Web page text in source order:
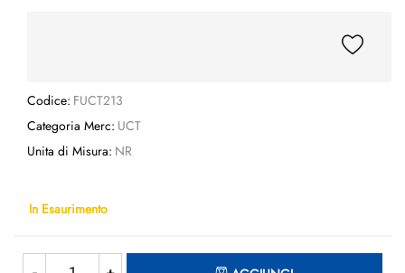
Codice: FUCT213
Categoria Merc: UCT
Unita di Misura: NR
In Esaurimento